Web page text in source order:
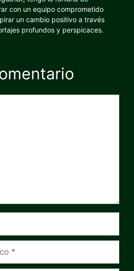
con un equipo comprometido
un cambio positivo a través
profundos y perspicaces.